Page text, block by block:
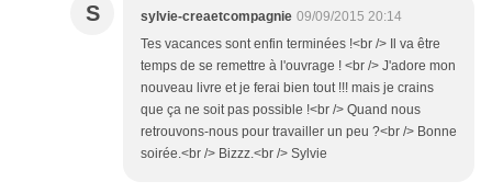
S sylvie-creaetcompagnie 09/09/2015 20:14
Tes vacances sont enfin terminées !<br /> Il va être
temps de se remettre à l'ouvrage ! <br /> J'adore mon
nouveau livre et je ferai bien tout !!! mais je crains
que ça ne soit pas possible !<br /> Quand nous
retrouvons-nous pour travailler un peu ?<br /> Bonne
soirée.<br /> Bizzz.<br /> Sylvie